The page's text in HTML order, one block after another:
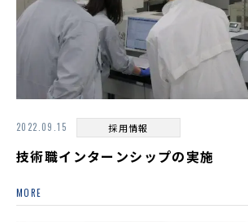
2022.09.15 採用情報
技術職インターンシップの実施
MORE